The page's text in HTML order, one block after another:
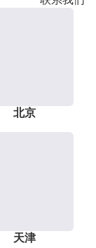
北京
天津